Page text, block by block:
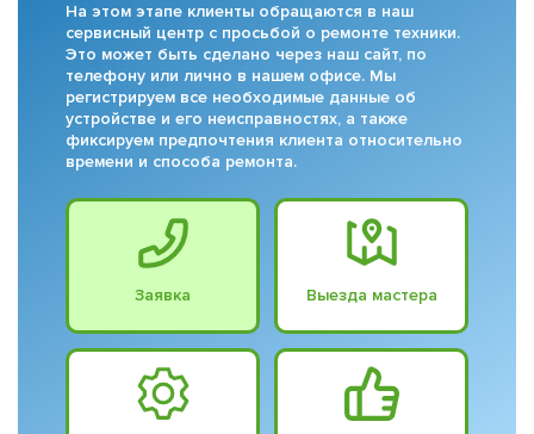
На этом этапе клиенты обращаются в наш
сервисный центр с просьбой о ремонте техники.
Это может быть сделано через наш сайт, по
телефону или лично в нашем офисе. Мы
регистрируем все необходимые данные об
устройстве и его неисправностях, а также
фиксируем предпочтения клиента относительно
времени и способа ремонта.
Заявка Выезда мастера